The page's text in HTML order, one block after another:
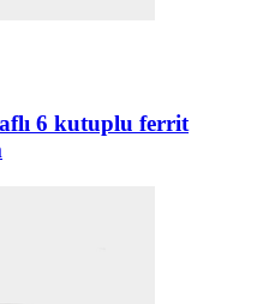
6 kutuplu ferrit